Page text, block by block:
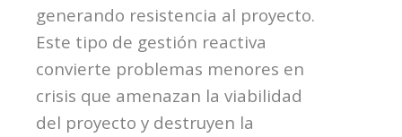
generando resistencia al proyecto.
Este tipo de gestión reactiva
convierte problemas menores en
crisis que amenazan la viabilidad
del proyecto y destruyen la